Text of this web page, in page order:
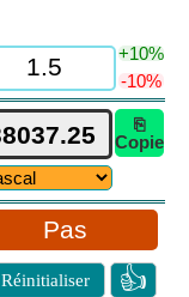
+10%
-10%
⎘
Copie
Pas
Réinitialiser 👍